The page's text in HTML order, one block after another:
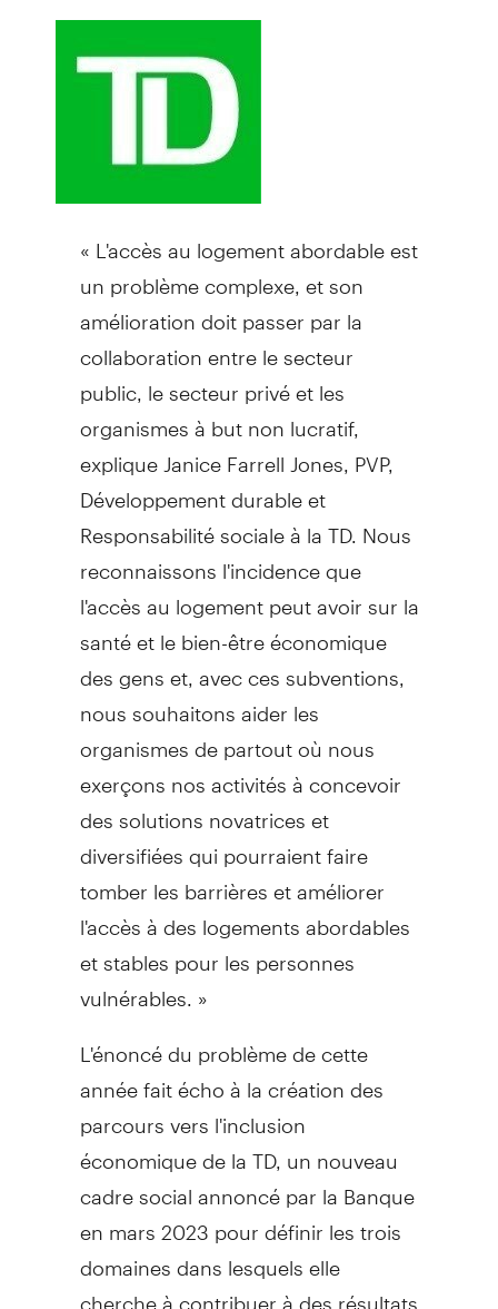
« L'accès au logement abordable est
un problème complexe, et son
amélioration doit passer par la
collaboration entre le secteur
public, le secteur privé et les
organismes à but non lucratif,
explique Janice Farrell Jones, PVP,
Développement durable et
Responsabilité sociale à la TD. Nous
reconnaissons l'incidence que
l'accès au logement peut avoir sur la
santé et le bien-être économique
des gens et, avec ces subventions,
nous souhaitons aider les
organismes de partout où nous
exerçons nos activités à concevoir
des solutions novatrices et
diversifiées qui pourraient faire
tomber les barrières et améliorer
l'accès à des logements abordables
et stables pour les personnes
vulnérables. »
L'énoncé du problème de cette
année fait écho à la création des
parcours vers l'inclusion
économique de la TD, un nouveau
cadre social annoncé par la Banque
en mars 2023 pour définir les trois
domaines dans lesquels elle
cherche à contribuer à des résultats